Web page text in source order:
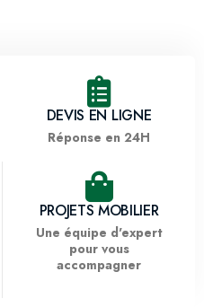
DEVIS EN LIGNE
Réponse en 24H
PROJETS MOBILIER
Une équipe d'expert
pour vous
accompagner